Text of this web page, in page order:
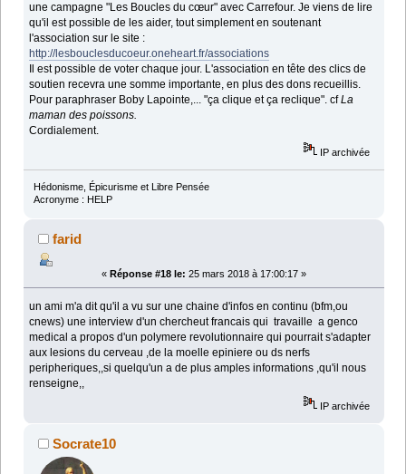
une campagne "Les Boucles du cœur" avec Carrefour. Je viens de lire
qu'il est possible de les aider, tout simplement en soutenant
l'association sur le site :
http://lesbouclesducoeur.oneheart.fr/associations
Il est possible de voter chaque jour. L'association en tête des clics de
soutien recevra une somme importante, en plus des dons recueillis.
Pour paraphraser Boby Lapointe,... "ça clique et ça reclique". cfLa
maman des poissons.
Cordialement.
IP archivée
Hédonisme, Épicurisme et Libre Pensée
Acronyme : HELP
farid
« Réponse #18 le: 25 mars 2018 à 17:00:17 »
un ami m'a dit qu'il a vu sur une chaine d'infos en continu (bfm,ou
cnews) une interview d'un chercheut francais qui travaille a genco
medical a propos d'un polymere revolutionnaire qui pourrait s'adapter
aux lesions du cerveau ,de la moelle epiniere ou ds nerfs
peripheriques,,si quelqu'un a de plus amples informations ,qu'il nous
renseigne,,
IP archivée
Socrate10